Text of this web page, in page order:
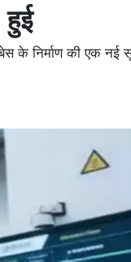
निर्माण की एक नई